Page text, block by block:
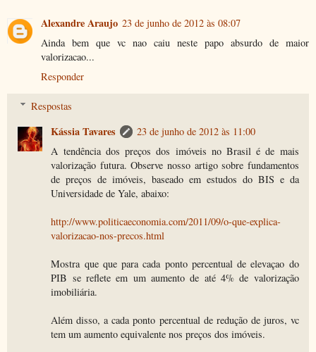
Alexandre Araujo 23 de junho de 2012 às 08:07
Ainda bem que vc nao caiu neste papo absurdo de maior
valorizacao...
Responder
Respostas
Kássia Tavares
23 de junho de 2012 às 11:00
A tendência dos preços dos imóveis no Brasil é de mais
valorização futura. Observe nosso artigo sobre fundamentos
de preços de imóveis, baseado em estudos do BIS e da
Universidade de Yale, abaixo:
http://www.politicaeconomia.com/2011/09/o-que-explica-
valorizacao-nos-precos.html
Mostra que que para cada ponto percentual de elevaçao do
PIB se reflete em um aumento de até 4% de valorização
imobiliária.
Além disso, a cada ponto percentual de redução de juros, vc
tem um aumento equivalente nos preços dos imóveis.